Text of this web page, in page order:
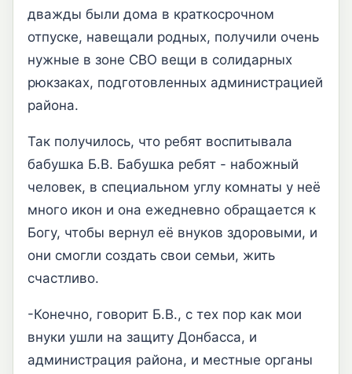
дважды были дома в краткосрочном
отпуске, навещали родных, получили очень
нужные в зоне СВО вещи в солидарных
рюкзаках, подготовленных администрацией
района.
Так получилось, что ребят воспитывала
бабушка Б.В. Бабушка ребят - набожный
человек, в специальном углу комнаты у неё
много икон и она ежедневно обращается к
Богу, чтобы вернул её внуков здоровыми, и
они смогли создать свои семьи, жить
счастливо.
-Конечно, говорит Б.В., с тех пор как мои
внуки ушли на защиту Донбасса, и
администрация района, и местные органы